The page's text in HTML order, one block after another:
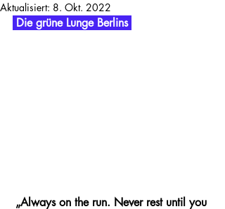
Aktualisiert: 8. Okt. 2022
Die grüne Lunge Berlins
„Always on the run. Never rest until you